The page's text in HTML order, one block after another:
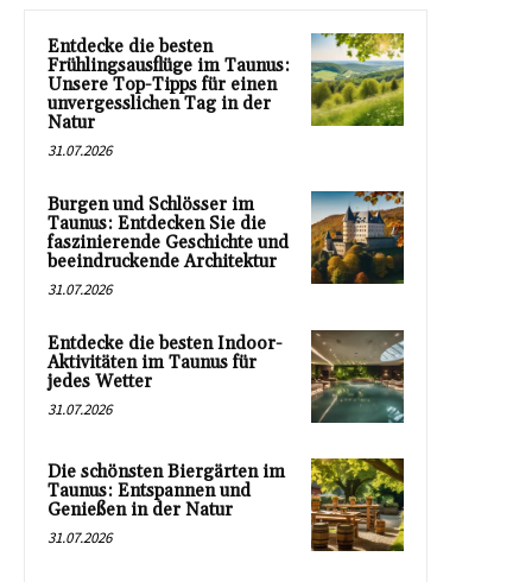
Entdecke die besten
Frühlingsausflüge im Taunus:
Unsere Top-Tipps für einen
unvergesslichen Tag in der
Natur
31.07.2026
Burgen und Schlösser im
Taunus: Entdecken Sie die
faszinierende Geschichte und
beeindruckende Architektur
31.07.2026
Entdecke die besten Indoor-
Aktivitäten im Taunus für
jedes Wetter
31.07.2026
Die schönsten Biergärten im
Taunus: Entspannen und
Genießen in der Natur
31.07.2026